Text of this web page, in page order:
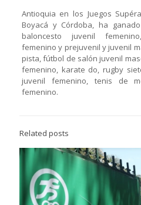
Antioquia en los Juegos
Boyacá y Córdoba, ha
baloncesto juvenil
femenino y prejuvenil y juvenil
pista, fútbol de salón juvenil
femenino, karate do, rugby
juvenil femenino, tenis de
femenino.
Related posts